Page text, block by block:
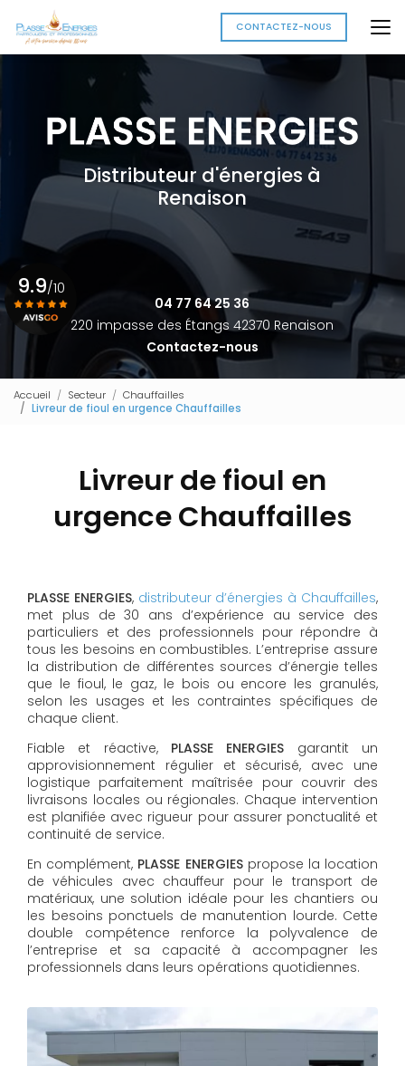
au
contenu
principal
CONTACTEZ-NOUS
Distributeur d'énergies à
Renaison
04 77 64 25 36
220 impasse des Étangs 42370 Renaison
Contactez-nous
9.9/10
Accueil Secteur
Chauffailles
Livreur de fioul en urgence Chauffailles
Livreur de fioul en
urgence Chauffailles
PLASSE ENERGIES, distributeur d’énergies à Chauffailles,
met plus de 30 ans d’expérience au service des
particuliers et des professionnels pour répondre à
tous les besoins en combustibles. L’entreprise assure
la distribution de différentes sources d’énergie telles
que le fioul, le gaz, le bois ou encore les granulés,
selon les usages et les contraintes spécifiques de
chaque client.
Fiable et réactive, PLASSE ENERGIES garantit un
approvisionnement régulier et sécurisé, avec une
logistique parfaitement maîtrisée pour couvrir des
livraisons locales ou régionales. Chaque intervention
est planifiée avec rigueur pour assurer ponctualité et
continuité de service.
En complément, PLASSE ENERGIESpropose la location
de véhicules avec chauffeur pour le transport de
matériaux, une solution idéale pour les chantiers ou
les besoins ponctuels de manutention lourde. Cette
double compétence renforce la polyvalence de
l’entreprise et sa capacité à accompagner les
professionnels dans leurs opérations quotidiennes.